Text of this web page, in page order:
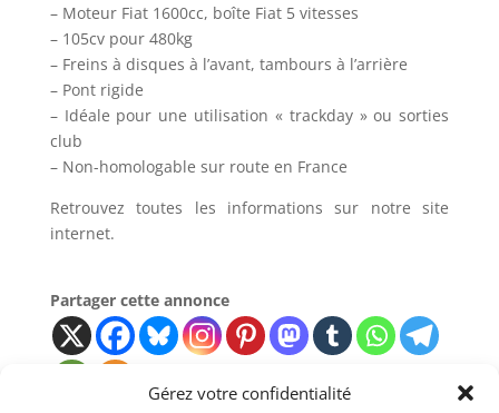
Gérez votre confidentialité
– Moteur Fiat 1600cc, boîte Fiat 5 vitesses
– 105cv pour 480kg
– Freins à disques à l’avant, tambours à l’arrière
– Pont rigide
– Idéale pour une utilisation « trackday » ou sorties
club
– Non-homologable sur route en France
Retrouvez toutes les informations sur notre site
internet.
Partager cette annonce